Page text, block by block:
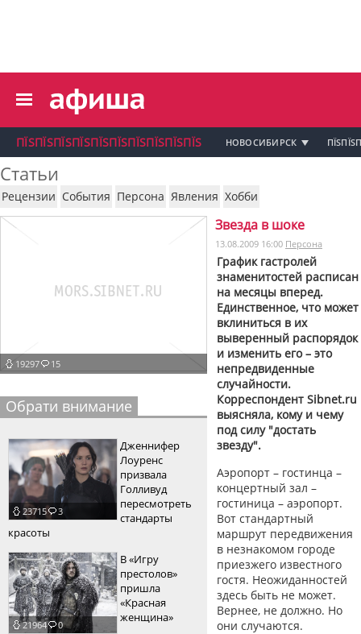
пїЅпїЅпїЅпїЅпїЅпїЅпїЅпїЅ
пїЅпїЅпїЅпїЅпїЅпїЅпїЅ
пїЅпїЅпїЅ пїЅпїЅпїЅпїЅпїЅпїЅпїЅ пїЅпїЅ
пїЅпїЅпїЅпїЅпїЅ
пїЅпїЅпїЅ пїЅпїЅпїЅпїЅпїЅпїЅпїЅ
пїЅпїЅпїЅ пїЅпїЅпїЅпїЅпїЅпїЅпїЅ
пїЅпїЅпїЅпїЅпїЅпїЅпїЅпїЅпїЅпїЅпїЅ
пїЅпїЅпїЅ
пїЅпїЅпїЅпїЅпїЅпїЅпїЅпїЅпїЅ
пїЅпїЅпїЅ пїЅпїЅпїЅпїЅпїЅ
пїЅпїЅпїЅ пїЅпїЅпїЅпїЅпїЅпїЅ
пїЅпїЅпїЅпїЅпїЅ
пїЅпїЅпїЅпїЅпїЅпїЅпїЅпїЅпїЅпїЅ
пїЅпїЅпїЅпїЅпїЅ
пїЅпїЅпїЅ пїЅпїЅпїЅпїЅпїЅпїЅпїЅ
пїЅпїЅпїЅпїЅпїЅпїЅпїЅпїЅпїЅ
пїЅпїЅпїЅ пїЅпїЅпїЅпїЅпїЅ
пїЅпїЅпїЅ пїЅпїЅпїЅпїЅпїЅпїЅ
пїЅпїЅпїЅпїЅпїЅ
пїЅпїЅпїЅпїЅпїЅпїЅпїЅпїЅпїЅпїЅ
ПЇЅПЇЅПЇЅПЇЅПЇЅПЇЅПЇЅПЇЅПЇЅПЇЅ НОВОСИБИРСК
Статьи
Рецензии События Персона Явления Хобби
19297 15
Обрати внимание
23715 3
Дженнифер
Лоуренс
призвала
Голливуд
пересмотреть
стандарты
красоты
21964 0
В «Игру
престолов»
пришла
«Красная
женщина»
Звезда в шоке
13.08.2009 16:00 Персона
График гастролей
знаменитостей расписан
на месяцы вперед.
Единственное, что может
вклиниться в их
выверенный распорядок
и изменить его – это
непредвиденные
случайности.
Корреспондент Sibnet.ru
выясняла, кому и чему
под силу "достать
звезду".
Аэропорт – гостинца –
концертный зал –
гостиница – аэропорт.
Вот стандартный
маршрут передвижения
в незнакомом городе
приезжего известного
гостя. Неожиданностей
здесь быть не может.
Вернее, не должно. Но
они случаются.